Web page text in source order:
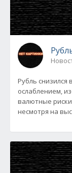
Рубль
ослаблением,
валютные
несмотря на